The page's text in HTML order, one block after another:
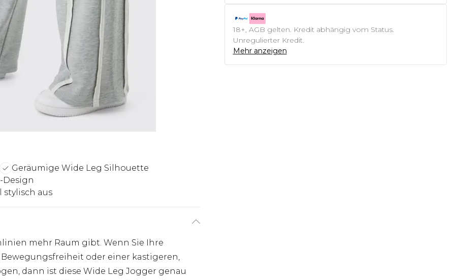
Geräumige Wide Leg Silhouette
Design
aus
mehr Raum gibt. Wenn Sie Ihre
oder einer kastigeren,
dann ist diese Wide Leg Jogger genau
18+, AGB gelten. Kredit abhängig vom Status.
Unregulierter Kredit.
Mehr anzeigen